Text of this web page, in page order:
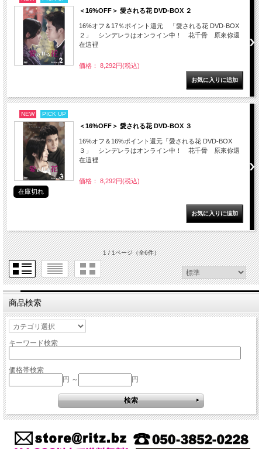
＜16%OFF＞ 愛される花 DVD-BOX ２
16%オフ＆17％ポイント還元 「愛される花 DVD-BOX
２」 シンデレラはオンライン中！ 花千骨 原來你還
在這裡
価格： 8,292円(税込)
NEW PICK UP
＜16%OFF＞ 愛される花 DVD-BOX ３
16%オフ＆16%ポイント還元「愛される花 DVD-BOX
３」 シンデレラはオンライン中！ 花千骨 原來你還
在這裡
価格： 8,292円(税込)
在庫切れ
1 / 1ページ（全6件）
商品検索
キーワード検索
価格帯検索
円 ～
円